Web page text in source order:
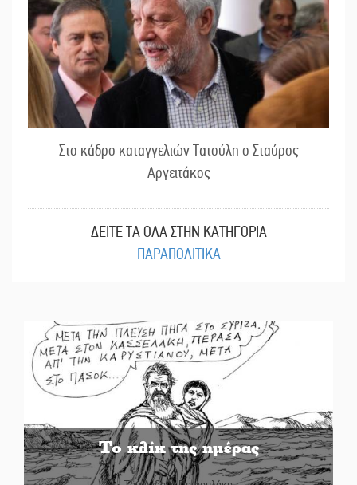
Στο κάδρο καταγγελιών Τατούλη ο Σταύρος
Αργειτάκος
ΔΕΙΤΕ ΤΑ ΟΛΑ ΣΤΗΝ ΚΑΤΗΓΟΡΙΑ
ΠΑΡΑΠΟΛΙΤΙΚΑ
Το κλίκ της ημέρας